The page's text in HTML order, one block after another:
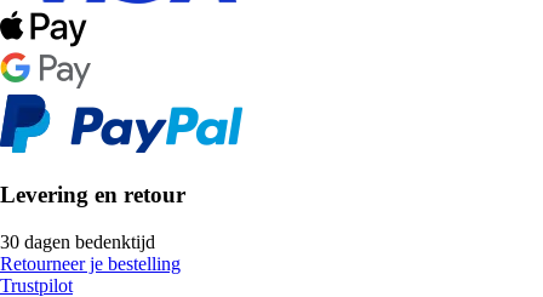
Levering en retour
30 dagen bedenktijd
Retourneer je bestelling
Trustpilot